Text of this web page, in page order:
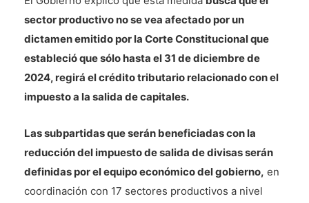
sector productivo no se vea afectado por un
dictamen emitido por la Corte Constitucional que
estableció que sólo hasta el 31 de diciembre de
2024, regirá el crédito tributario relacionado con el
impuesto a la salida de capitales.
Las subpartidas que serán beneficiadas con la
reducción del impuesto de salida de divisas serán
definidas por el equipo económico del gobierno, en
coordinación con 17 sectores productivos a nivel